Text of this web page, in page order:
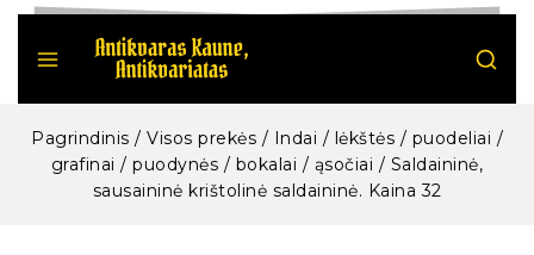
Pagrindinis / Visos prekės / Indai / lėkštės / puodeliai /
grafinai / puodynės / bokalai / ąsočiai / Saldaininė,
sausaininė krištolinė saldaininė. Kaina 32